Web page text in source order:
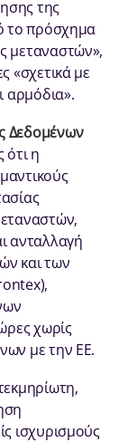
της
το πρόσχημα
μεταναστών»,
«σχετικά με
αρμόδια».
Δεδομένων
ότι η
ανταλλαγή
και των
χωρίς
με την ΕΕ.
ισχυρισμούς